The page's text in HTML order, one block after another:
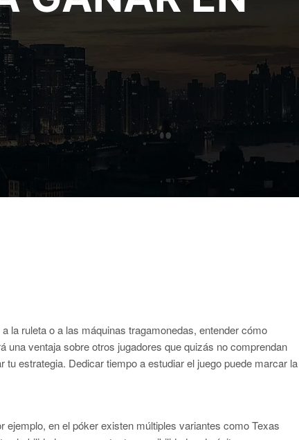
la ruleta o a las máquinas tragamonedas, entender cómo
ventaja sobre otros jugadores que quizás no comprendan
estrategia. Dedicar tiempo a estudiar el juego puede marcar la
en el póker existen múltiples variantes como Texas